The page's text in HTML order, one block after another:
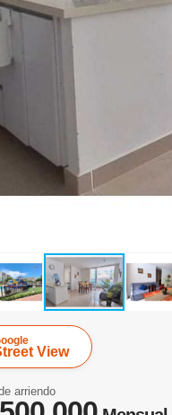
View
arriendo